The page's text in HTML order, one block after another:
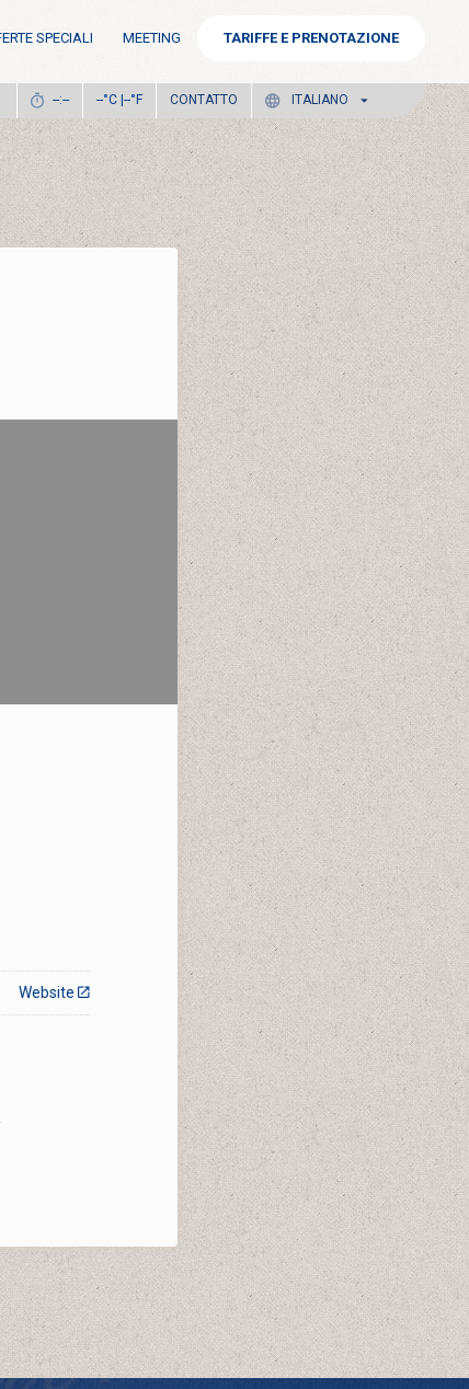
SPECIALI MEETING TARIFFE E PRENOTAZIONE
--:-- --°C | --°F CONTATTO ITALIANO
Website